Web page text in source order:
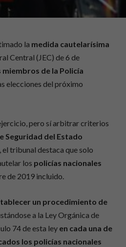
la medida cautelarísima
Central (JEC) de 6 de
de la Policía
elecciones del próximo
pero sí arbitrar criterios
Seguridad del Estado
el tribunal destaca que solo
los policías nacionales
de 2019 incluido.
un procedimiento de
a la Ley Orgánica de
74 de esta ley en cada una de
los policías nacionales